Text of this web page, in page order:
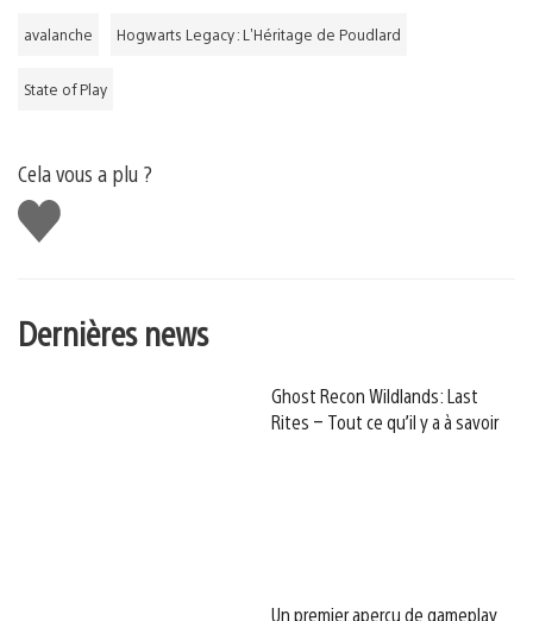
avalanche Hogwarts Legacy : L'Héritage de Poudlard
State of Play
Cela vous a plu ?
J'aime
Dernières news
Ghost Recon Wildlands: Last
Rites – Tout ce qu’il y a à savoir
Un premier aperçu de gameplay